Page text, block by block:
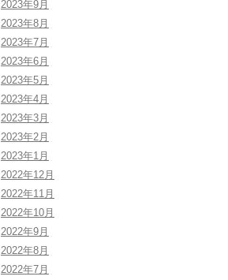
2023年9月
2023年8月
2023年7月
2023年6月
2023年5月
2023年4月
2023年3月
2023年2月
2023年1月
2022年12月
2022年11月
2022年10月
2022年9月
2022年8月
2022年7月